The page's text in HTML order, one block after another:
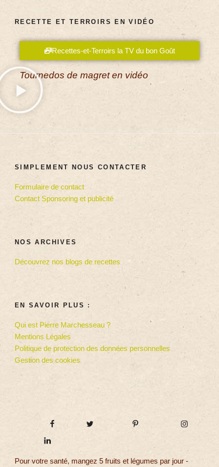
RECETTE ET TERROIRS EN VIDÉO
Recettes-et-Terroirs la TV du bon Goût
Tournedos de magret en vidéo
SIMPLEMENT NOUS CONTACTER
Formulaire de contact
Contact Sponsoring et publicité
NOS ARCHIVES
Découvrez nos blogs de recettes
EN SAVOIR PLUS :
Qui est Pierre Marchesseau ?
Mentions Légales
Politique de protection des données personnelles
Gestion des cookies
Pour votre santé, mangez 5 fruits et légumes par jour -